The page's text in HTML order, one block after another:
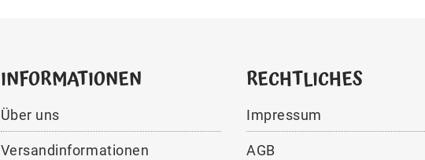
INFORMATIONEN
Über uns
Versandinformationen
RECHTLICHES
Impressum
AGB